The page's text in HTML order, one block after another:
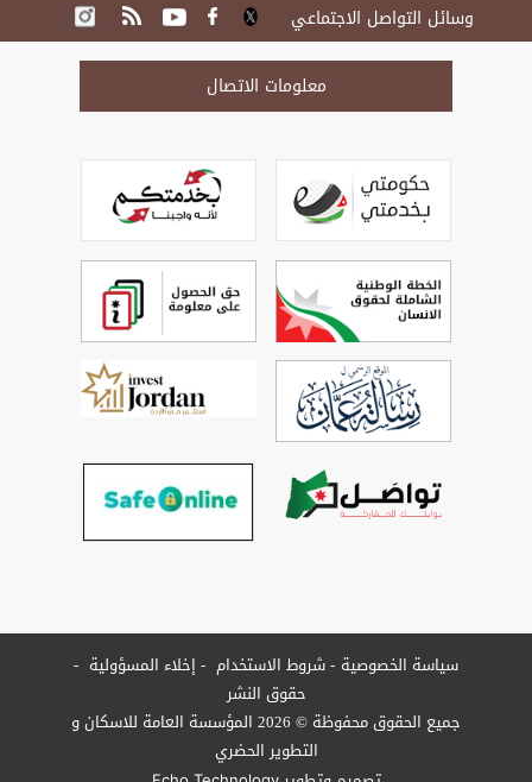
وسائل التواصل الاجتماعي
معلومات الاتصال
سياسة الخصوصية شروط الاستخدام إخلاء المسؤولية
حقوق النشر
جميع الحقوق محفوظة © 2026 المؤسسة العامة للاسكان و
التطوير الحضري